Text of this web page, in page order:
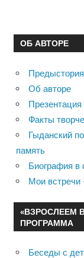
ОБ АВТОРЕ
Об авторе
Презентация
Факты
Гыданский
память
Биография в
Мои
«ВЗРОСЛЕЕМ
ПРОГРАММА
Беседы с